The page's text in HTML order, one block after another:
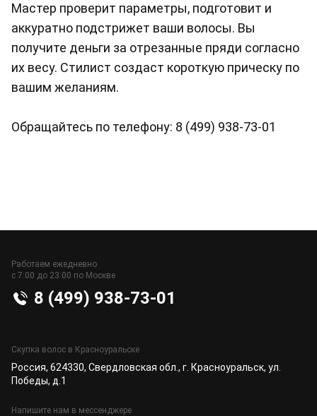
Мастер проверит параметры, подготовит и
аккуратно подстрижет ваши волосы. Вы
получите деньги за отрезанные пряди согласно
их весу. Стилист создаст короткую прическу по
вашим желаниям.
Обращайтесь по телефону: 8 (499) 938-73-01
Работаем ежедневно
с 7:00 до 23:00 по Москве
8 (499) 938-73-01
Скупка волос в Красноуральске
Россия, 624330, Свердловская обл., г. Красноуральск, ул.
Победы, д.1
Напишите нам в мессенджере